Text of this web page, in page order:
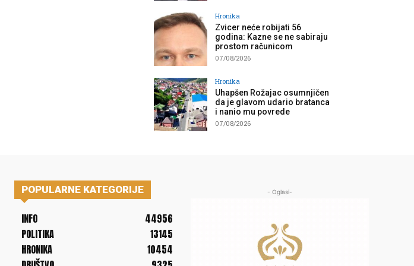
Hronika
Zvicer neće robijati 56
godina: Kazne se ne sabiraju
prostom računicom
07/08/2026
Hronika
Uhapšen Rožajac osumnjičen
da je glavom udario bratanca
i nanio mu povrede
07/08/2026
POPULARNE KATEGORIJE
INFO
44956
POLITIKA
13145
HRONIKA
10454
- Oglasi-